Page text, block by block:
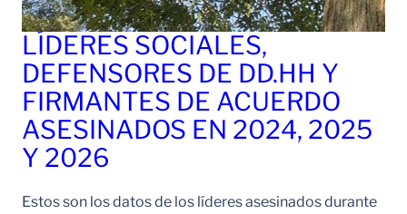
LÍDERES SOCIALES,
DEFENSORES DE DD.HH Y
FIRMANTES DE ACUERDO
ASESINADOS EN 2024, 2025
Y 2026
Estos son los datos de los líderes asesinados durante